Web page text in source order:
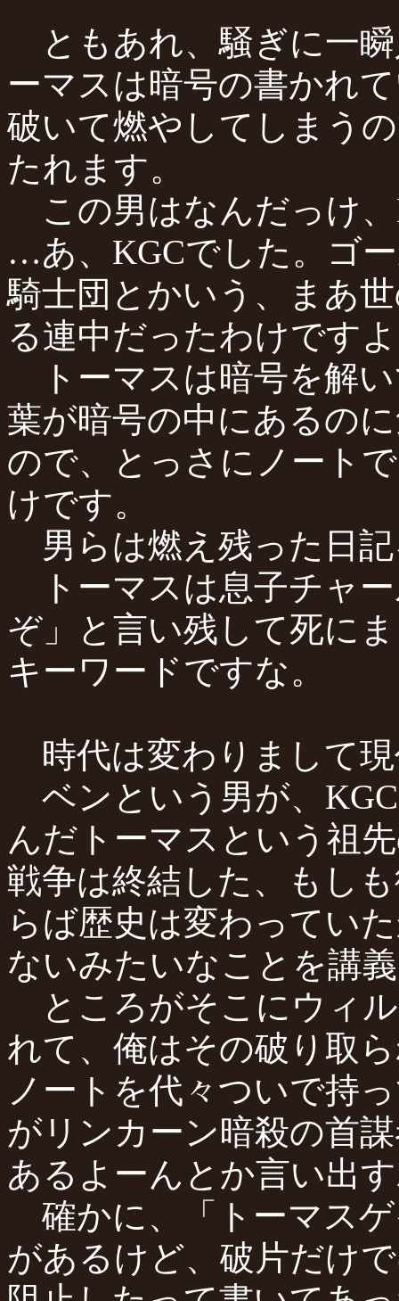
ともあれ、騒ぎに一
ーマスは暗号の書かれ
破いて燃やしてしまう
たれます。
この男はなんだっけ
…あ、KGCでした。ゴ
騎士団とかいう、まあ
る連中だったわけです
トーマスは暗号を解
葉が暗号の中にあるの
ので、とっさにノート
けです。
男らは燃え残った日
トーマスは息子チャ
ぞ」と言い残して死に
キーワードですな。
時代は変わりまして
ベンという男が、
んだトーマスという祖
戦争は終結した、もし
らば歴史は変わってい
ないみたいなことを講
ところがそこにウィ
れて、俺はその破り取
ノートを代々ついで持
がリンカーン暗殺の首
あるよーんとか言い出
確かに、「トーマス
があるけど、破片だけ